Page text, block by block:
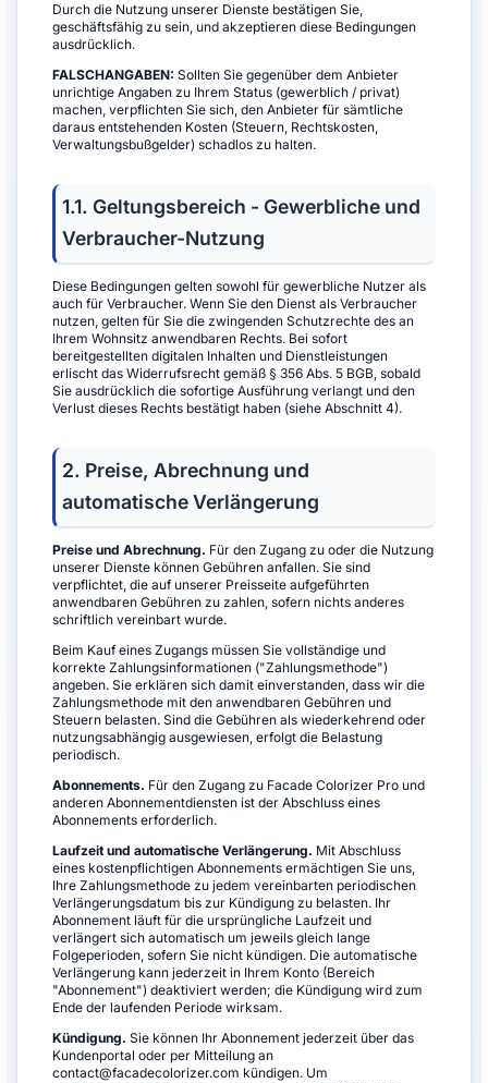
Durch die Nutzung unserer Dienste bestätigen Sie,
geschäftsfähig zu sein, und akzeptieren diese Bedingungen
ausdrücklich.
FALSCHANGABEN: Sollten Sie gegenüber dem Anbieter
unrichtige Angaben zu Ihrem Status (gewerblich / privat)
machen, verpflichten Sie sich, den Anbieter für sämtliche
daraus entstehenden Kosten (Steuern, Rechtskosten,
Verwaltungsbußgelder) schadlos zu halten.
1.1. Geltungsbereich - Gewerbliche und
Verbraucher-Nutzung
Diese Bedingungen gelten sowohl für gewerbliche Nutzer als
auch für Verbraucher. Wenn Sie den Dienst als Verbraucher
nutzen, gelten für Sie die zwingenden Schutzrechte des an
Ihrem Wohnsitz anwendbaren Rechts. Bei sofort
bereitgestellten digitalen Inhalten und Dienstleistungen
erlischt das Widerrufsrecht gemäß § 356 Abs. 5 BGB, sobald
Sie ausdrücklich die sofortige Ausführung verlangt und den
Verlust dieses Rechts bestätigt haben (siehe Abschnitt 4).
2. Preise, Abrechnung und
automatische Verlängerung
Preise und Abrechnung. Für den Zugang zu oder die Nutzung
unserer Dienste können Gebühren anfallen. Sie sind
verpflichtet, die auf unserer Preisseite aufgeführten
anwendbaren Gebühren zu zahlen, sofern nichts anderes
schriftlich vereinbart wurde.
Beim Kauf eines Zugangs müssen Sie vollständige und
korrekte Zahlungsinformationen ("Zahlungsmethode")
angeben. Sie erklären sich damit einverstanden, dass wir die
Zahlungsmethode mit den anwendbaren Gebühren und
Steuern belasten. Sind die Gebühren als wiederkehrend oder
nutzungsabhängig ausgewiesen, erfolgt die Belastung
periodisch.
Abonnements. Für den Zugang zu Facade Colorizer Pro und
anderen Abonnementdiensten ist der Abschluss eines
Abonnements erforderlich.
Laufzeit und automatische Verlängerung. Mit Abschluss
eines kostenpflichtigen Abonnements ermächtigen Sie uns,
Ihre Zahlungsmethode zu jedem vereinbarten periodischen
Verlängerungsdatum bis zur Kündigung zu belasten. Ihr
Abonnement läuft für die ursprüngliche Laufzeit und
verlängert sich automatisch um jeweils gleich lange
Folgeperioden, sofern Sie nicht kündigen. Die automatische
Verlängerung kann jederzeit in Ihrem Konto (Bereich
"Abonnement") deaktiviert werden; die Kündigung wird zum
Ende der laufenden Periode wirksam.
Kündigung. Sie können Ihr Abonnement jederzeit über das
Kundenportal oder per Mitteilung an
contact@facadecolorizer.com kündigen. Um